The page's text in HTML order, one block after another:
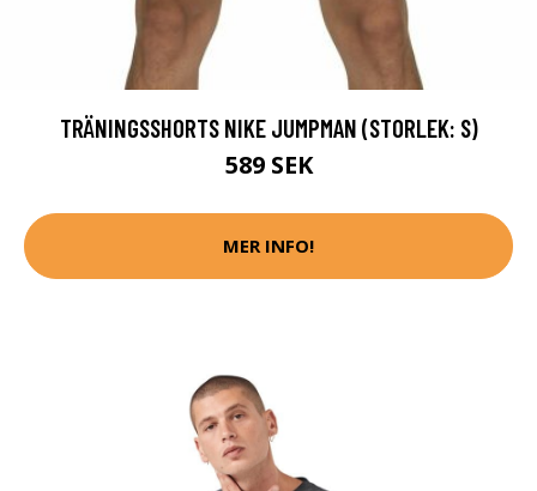
TRÄNINGSSHORTS NIKE JUMPMAN (STORLEK: S)
589 SEK
MER INFO!